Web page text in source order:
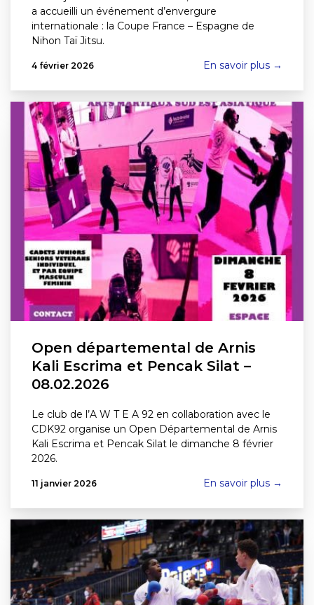
a accueilli un événement d’envergure
internationale : la Coupe France – Espagne de
Nihon Taï Jitsu.
4 février 2026 En savoir plus →
Open départemental de Arnis
Kali Escrima et Pencak Silat –
08.02.2026
Le club de l’A W T E A 92 en collaboration avec le
CDK92 organise un Open Départemental de Arnis
Kali Escrima et Pencak Silat le dimanche 8 février
2026.
11 janvier 2026 En savoir plus →